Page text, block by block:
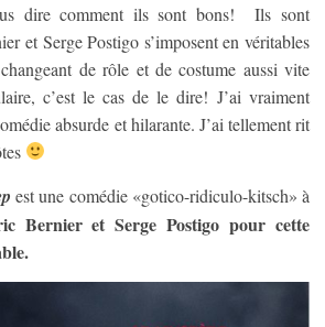
dire comment ils sont bons! Ils sont
et Serge Postigo s’imposent en véritables
de rôle et de costume aussi vite
c’est le cas de le dire! J’ai vraiment
absurde et hilarante. J’ai tellement rit
est une comédie «gotico-ridiculo-kitsch» à
Bernier et Serge Postigo pour cette